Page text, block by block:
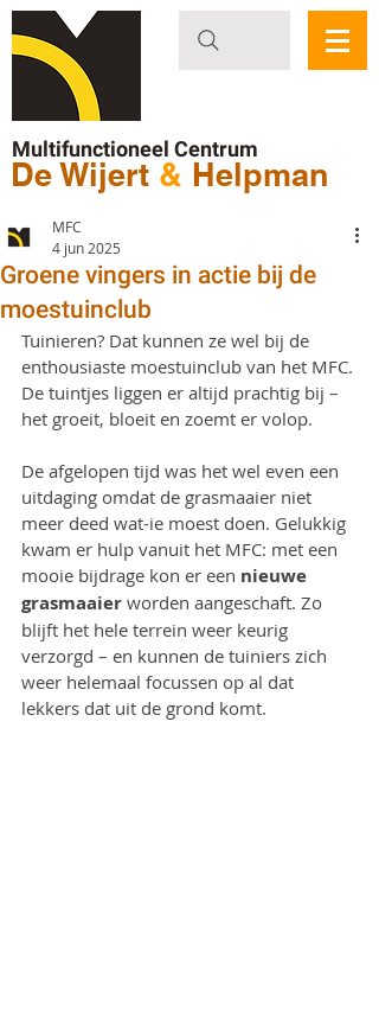
Multifunctioneel Centrum
De Wijert & Helpman
Groene vingers in actie bij de
moestuinclub
MFC
4 jun 2025
Tuinieren? Dat kunnen ze wel bij de
enthousiaste moestuinclub van het MFC.
De tuintjes liggen er altijd prachtig bij –
het groeit, bloeit en zoemt er volop.
De afgelopen tijd was het wel even een
uitdaging omdat de grasmaaier niet
meer deed wat-ie moest doen. Gelukkig
kwam er hulp vanuit het MFC: met een
mooie bijdrage kon er een nieuwe
grasmaaier worden aangeschaft. Zo
blijft het hele terrein weer keurig
verzorgd – en kunnen de tuiniers zich
weer helemaal focussen op al dat
lekkers dat uit de grond komt.